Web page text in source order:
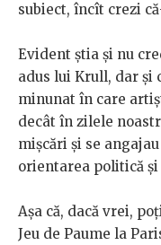
subiect, încît crezi
Evident ştia şi nu
adus lui Krull, dar şi
minunat în care
decât în zilele
mişcări şi se
orientarea politică şi
Aşa că, dacă vrei,
Jeu de Paume la